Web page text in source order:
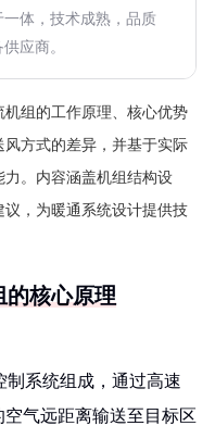
体，技术成熟，品质
应商。
组的工作原理、核心优势
方式的差异，并基于实际
。内容涵盖机组结构设
，为暖通系统设计提供技
的核心原理
制系统组成，通过高速
气远距离输送至目标区